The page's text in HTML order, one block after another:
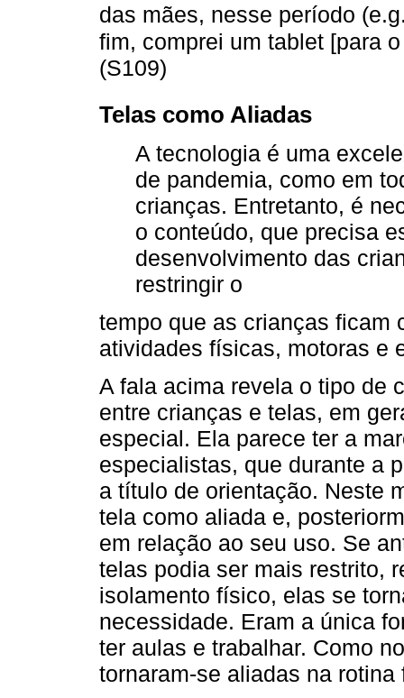
das mães, nesse período
fim, comprei um tablet [para
(S109)
Telas como Aliadas
A tecnologia é uma
de pandemia, como em
crianças. Entretanto, é
o conteúdo, que precisa
desenvolvimento das
restringir o
tempo que as crianças ficam
atividades físicas, motoras e
A fala acima revela o tipo de
entre crianças e telas, em
especial. Ela parece ter a
especialistas, que durante a
a título de orientação. Neste
tela como aliada e,
em relação ao seu uso. Se
telas podia ser mais restrito,
isolamento físico, elas se
necessidade. Eram a única
ter aulas e trabalhar. Como
tornaram-se aliadas na rotina